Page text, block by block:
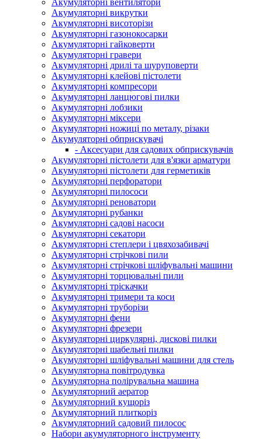
Акумуляторні вентилятори
Акумуляторні викрутки
Акумуляторні висоторізи
Акумуляторні газонокосарки
Акумуляторні гайковерти
Акумуляторні гравери
Акумуляторні дрилі та шуруповерти
Акумуляторні клейові пістолети
Акумуляторні компресори
Акумуляторні ланцюгові пилки
Акумуляторні лобзики
Акумуляторні міксери
Акумуляторні ножиці по металу, різаки
Акумуляторні обприскувачі
- Аксесуари для садових обприскувачів
Акумуляторні пістолети для в'язки арматури
Акумуляторні пістолети для герметиків
Акумуляторні перфоратори
Акумуляторні пилососи
Акумуляторні реноватори
Акумуляторні рубанки
Акумуляторні садові насоси
Акумуляторні секатори
Акумуляторні степлери і цвяхозабивачі
Акумуляторні стрічкові пили
Акумуляторні стрічкові шліфувальні машини
Акумуляторні торцювальні пили
Акумуляторні тріскачки
Акумуляторні тримери та коси
Акумуляторні труборізи
Акумуляторні фени
Акумуляторні фрезери
Акумуляторні циркулярні, дискові пилки
Акумуляторні шабельні пилки
Акумуляторні шліфувальні машини для стель
Акумуляторна повітродувка
Акумуляторна полірувальна машина
Акумуляторний аератор
Акумуляторний кущоріз
Акумуляторний плиткоріз
Акумуляторний садовий пилосос
Набори акумуляторного інструменту